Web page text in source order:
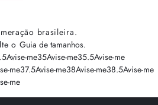
brasileira.
o Guia de tamanhos.
Avise-me35Avise-me35.5Avise-me
me37.5Avise-me38Avise-me38.5Avise-me
me